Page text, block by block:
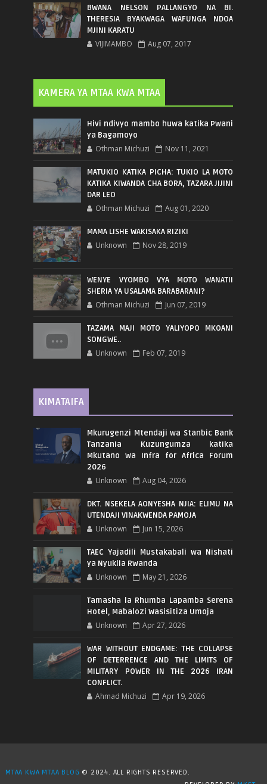
BWANA NELSON PALLANGYO NA BI.
THERESIA BYAKWAGA WAFUNGA NDOA
MJINI KARATU
VIJIMAMBO Aug 07, 2017
KAMERA YA MTAA KWA MTAA
Hivi ndivyo mambo huwa katika Pwani
ya Bagamoyo
Othman Michuzi Nov 11, 2021
MATUKIO KATIKA PICHA: TUKIO LA MOTO
KATIKA KIWANDA CHA BORA, TAZARA JIJINI
DAR LEO
Othman Michuzi Aug 01, 2020
MAMA LISHE WAKISAKA RIZIKI
Unknown Nov 28, 2019
WENYE VYOMBO VYA MOTO WANATII
SHERIA YA USALAMA BARABARANI?
Othman Michuzi Jun 07, 2019
TAZAMA MAJI MOTO YALIYOPO MKOANI
SONGWE..
Unknown Feb 07, 2019
KIMATAIFA
Mkurugenzi Mtendaji wa Stanbic Bank
Tanzania Kuzungumza katika
Mkutano wa Infra for Africa Forum
2026
Unknown Aug 04, 2026
DKT. NSEKELA AONYESHA NJIA: ELIMU NA
UTENDAJI VINAKWENDA PAMOJA
Unknown Jun 15, 2026
TAEC Yajadili Mustakabali wa Nishati
ya Nyuklia Rwanda
Unknown May 21, 2026
Tamasha la Rhumba Lapamba Serena
Hotel, Mabalozi Wasisitiza Umoja
Unknown Apr 27, 2026
WAR WITHOUT ENDGAME: THE COLLAPSE
OF DETERRENCE AND THE LIMITS OF
MILITARY POWER IN THE 2026 IRAN
CONFLICT.
Ahmad Michuzi Apr 19, 2026
MTAA KWA MTAA BLOG © 2024. ALL RIGHTS RESERVED.